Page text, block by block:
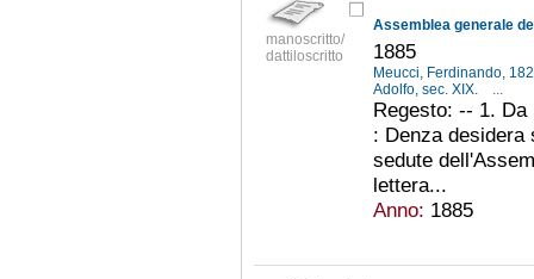
manoscritto/
dattiloscritto
1885
Meucci, Ferdinando,
Adolfo, sec. XIX.
...
Regesto: -- 1.
: Denza desidera
sedute
lettera...
Anno: 1885